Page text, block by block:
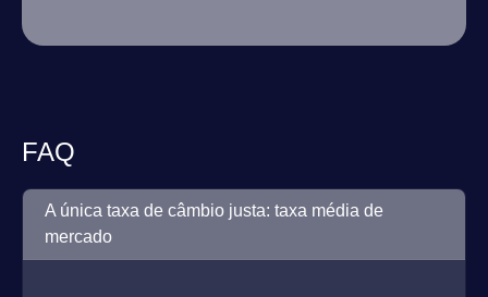
FAQ
A única taxa de câmbio justa: taxa média de
mercado